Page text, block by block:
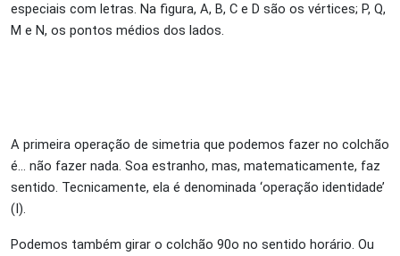
especiais com letras. Na figura, A, B, C e D são os vértices; P, Q,
M e N, os pontos médios dos lados.
A primeira operação de simetria que podemos fazer no colchão
é… não fazer nada. Soa estranho, mas, matematicamente, faz
sentido. Tecnicamente, ela é denominada ‘operação identidade’
(I).
Podemos também girar o colchão 90o no sentido horário. Ou